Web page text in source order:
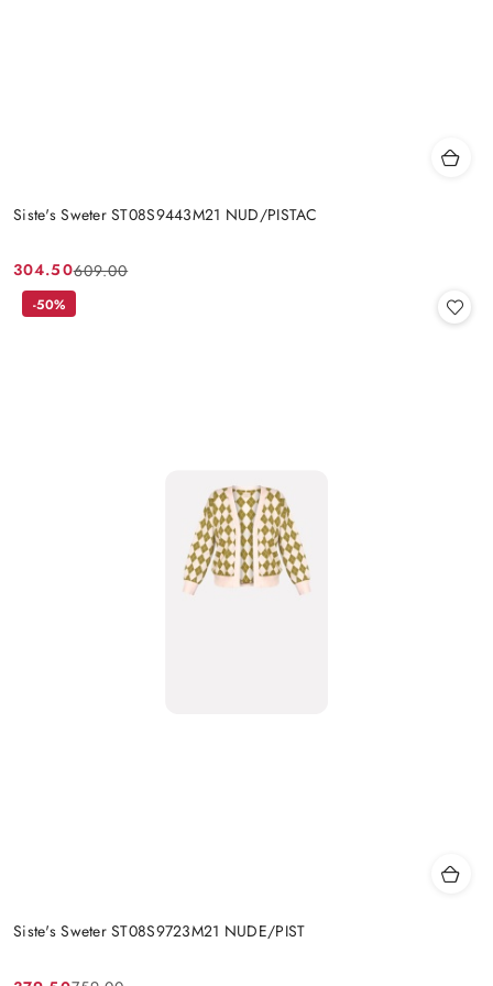
Siste's Sweter ST08S9443M21 NUD/PISTAC
Cena
promocyjna:
304.50
Cena
przed
609.00
Siste's Sweter ST08S9723M21 NUDE/PIST
-50%